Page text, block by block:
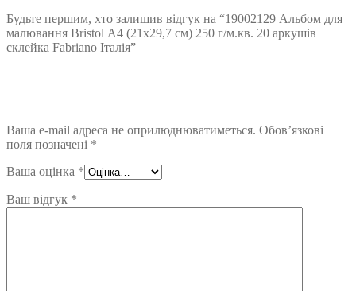
Будьте першим, хто залишив відгук на “19002129 Альбом для
малювання Bristol А4 (21х29,7 см) 250 г/м.кв. 20 аркушів
склейка Fabriano Італія”
Ваша e-mail адреса не оприлюднюватиметься. Обов’язкові
поля позначені *
Ваша оцінка *
Ваш відгук *